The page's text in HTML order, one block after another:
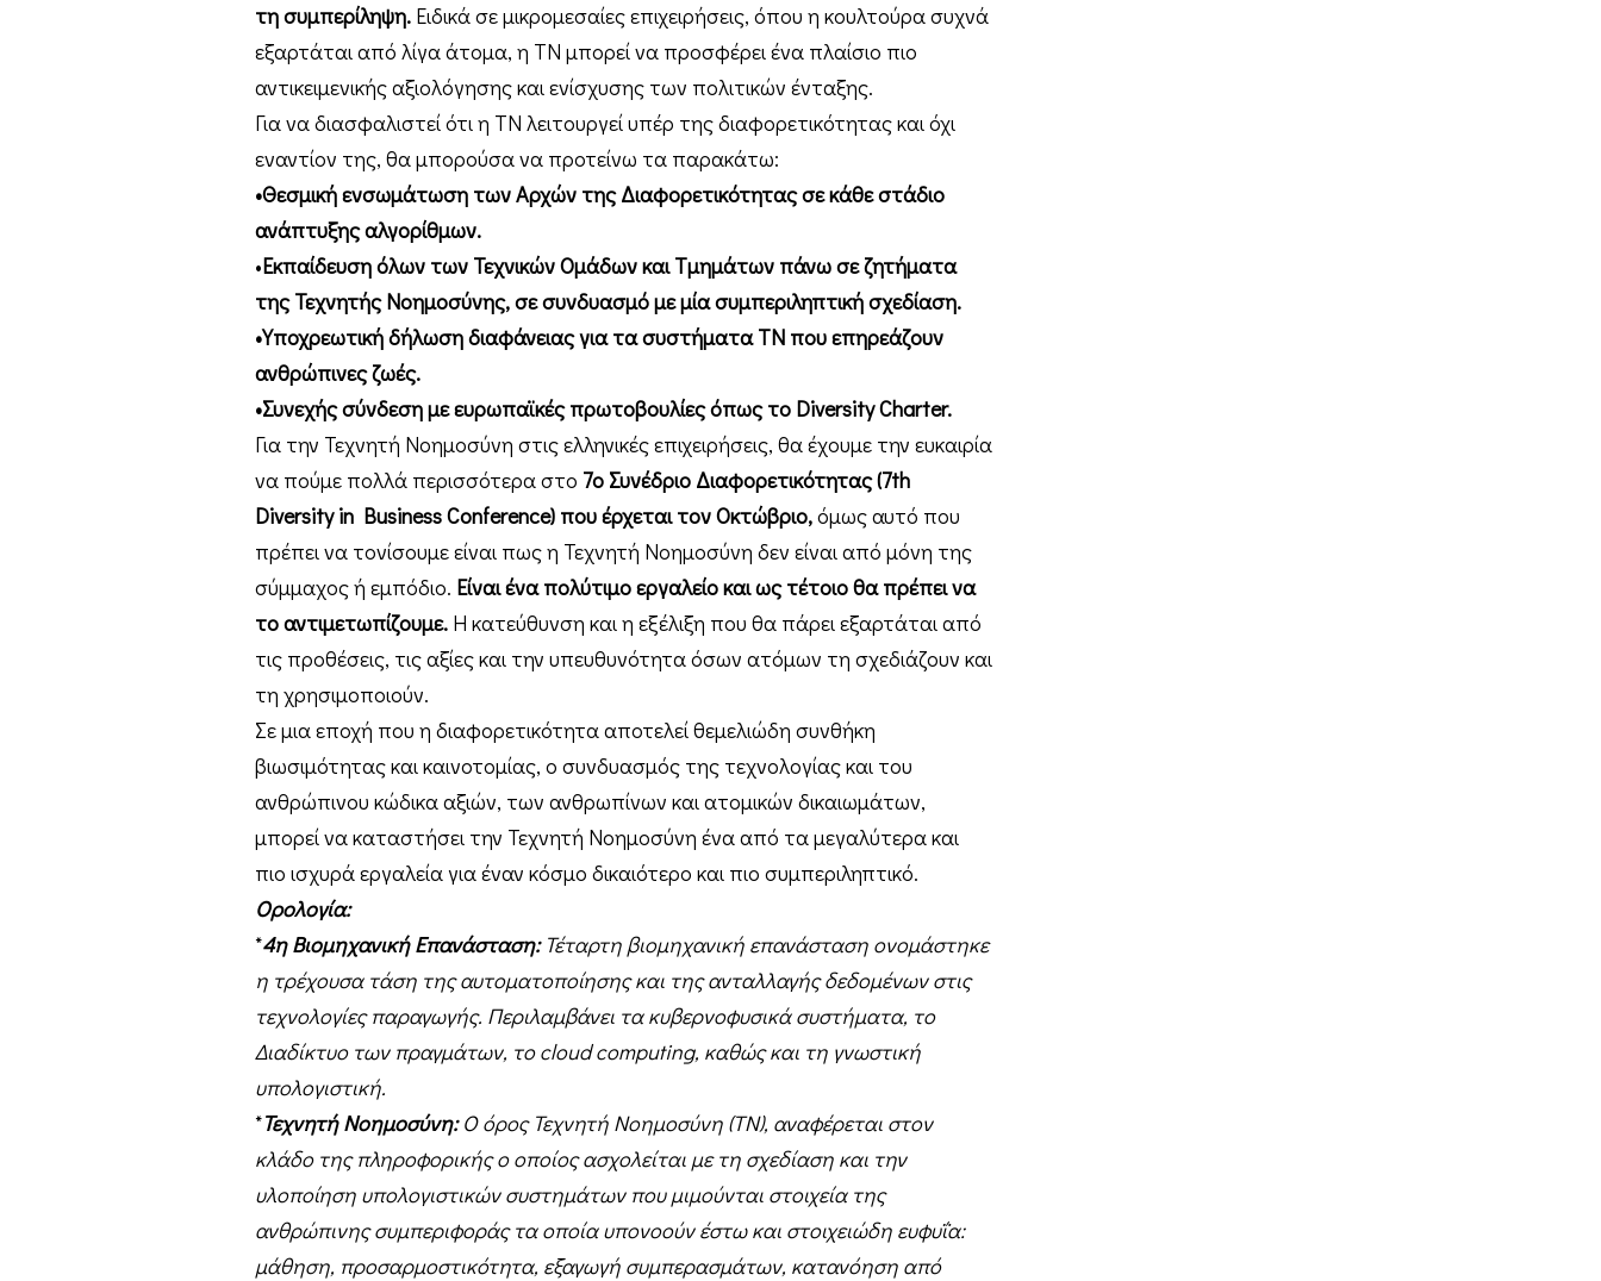
τη συμπερίληψη. Ειδικά σε μικρομεσαίες επιχειρήσεις, όπου η κουλτούρα συχνά
εξαρτάται από λίγα άτομα, η ΤΝ μπορεί να προσφέρει ένα πλαίσιο πιο
αντικειμενικής αξιολόγησης και ενίσχυσης των πολιτικών ένταξης.
Για να διασφαλιστεί ότι η ΤΝ λειτουργεί υπέρ της διαφορετικότητας και όχι
εναντίον της, θα μπορούσα να προτείνω τα παρακάτω:
•Θεσμική ενσωμάτωση των Αρχών της Διαφορετικότητας σε κάθε στάδιο
ανάπτυξης αλγορίθμων.
•Εκπαίδευση όλων των Τεχνικών Ομάδων και Τμημάτων πάνω σε ζητήματα
της Τεχνητής Νοημοσύνης, σε συνδυασμό με μία συμπεριληπτική σχεδίαση.
•Υποχρεωτική δήλωση διαφάνειας για τα συστήματα ΤΝ που επηρεάζουν
ανθρώπινες ζωές.
•Συνεχής σύνδεση με ευρωπαϊκές πρωτοβουλίες όπως το Diversity Charter.
Για την Τεχνητή Νοημοσύνη στις ελληνικές επιχειρήσεις, θα έχουμε την ευκαιρία
να πούμε πολλά περισσότερα στο 7ο Συνέδριο Διαφορετικότητας (7th
Diversity in Business Conference) που έρχεται τον Οκτώβριο,όμως αυτό που
πρέπει να τονίσουμε είναι πως η Τεχνητή Νοημοσύνη δεν είναι από μόνη της
σύμμαχος ή εμπόδιο. Είναι ένα πολύτιμο εργαλείο και ως τέτοιο θα πρέπει να
το αντιμετωπίζουμε.Η κατεύθυνση και η εξέλιξη που θα πάρει εξαρτάται από
τις προθέσεις, τις αξίες και την υπευθυνότητα όσων ατόμων τη σχεδιάζουν και
τη χρησιμοποιούν.
Σε μια εποχή που η διαφορετικότητα αποτελεί θεμελιώδη συνθήκη
βιωσιμότητας και καινοτομίας, ο συνδυασμός της τεχνολογίας και του
ανθρώπινου κώδικα αξιών, των ανθρωπίνων και ατομικών δικαιωμάτων,
μπορεί να καταστήσει την Τεχνητή Νοημοσύνη ένα από τα μεγαλύτερα και
πιο ισχυρά εργαλεία για έναν κόσμο δικαιότερο και πιο συμπεριληπτικό.
Ορολογία:
*4η Βιομηχανική Επανάσταση: Τέταρτη βιομηχανική επανάσταση ονομάστηκε
η τρέχουσα τάση της αυτοματοποίησης και της ανταλλαγής δεδομένων στις
τεχνολογίες παραγωγής. Περιλαμβάνει τα κυβερνοφυσικά συστήματα, το
Διαδίκτυο των πραγμάτων, το cloud computing, καθώς και τη γνωστική
υπολογιστική.
*Τεχνητή Νοημοσύνη: Ο όρος Τεχνητή Νοημοσύνη (ΤΝ), αναφέρεται στον
κλάδο της πληροφορικής ο οποίος ασχολείται με τη σχεδίαση και την
υλοποίηση υπολογιστικών συστημάτων που μιμούνται στοιχεία της
ανθρώπινης συμπεριφοράς τα οποία υπονοούν έστω και στοιχειώδη ευφυΐα:
μάθηση, προσαρμοστικότητα, εξαγωγή συμπερασμάτων, κατανόηση από